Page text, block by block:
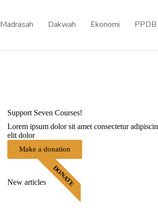
Madrasah Dakwah Ekonomi PPDB
Support Seven Courses!
Lorem ipsum dolor sit amet consectetur
elit dolor
Make a donation
DONATE
New articles